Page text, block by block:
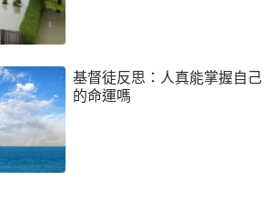
基督徒反思：人真能掌握自己
的命運嗎